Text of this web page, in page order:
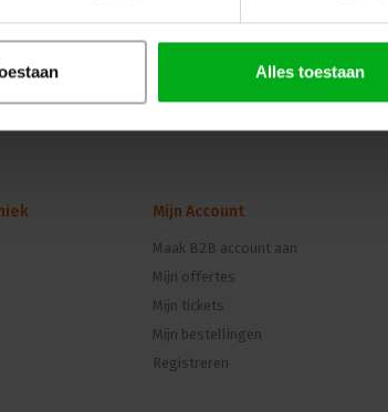
Alles toestaan
Mijn Account
Maak B2B account aan
Mijn offertes
Mijn tickets
Mijn bestellingen
Registreren